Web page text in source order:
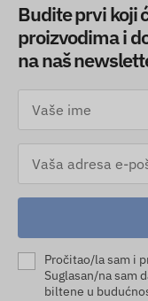
Budite prvi koji
proizvodima i
na naš
Pročitao/la sam i
Suglasan/na sam
biltene u